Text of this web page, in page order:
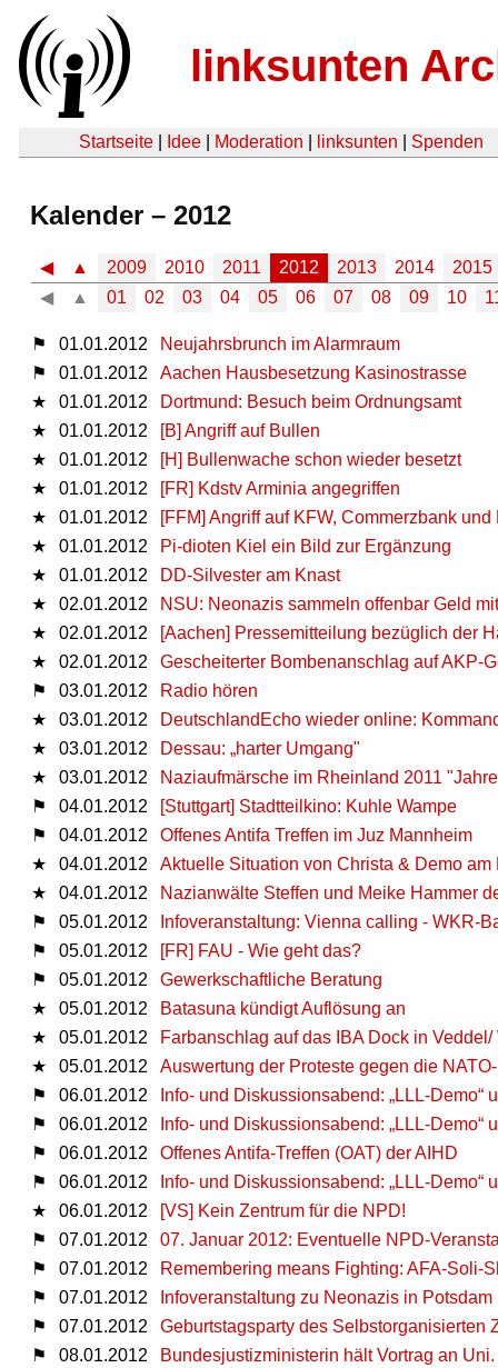
linksunten
Startseite Idee Moderation linksunten Spenden
Kalender – 2012
◀ ▲ 2009 2010 2011 2012 2013 2014
2015
◀
▲ 01 02 03 04 05 06 07 08 09 10
⚑ 01.01.2012
Neujahrsbrunch im Alarmraum
⚑
01.01.2012
Aachen Hausbesetzung Kasinostrasse
★
01.01.2012
Dortmund: Besuch beim Ordnungsamt
★
01.01.2012
[B] Angriff auf Bullen
★
01.01.2012
[H] Bullenwache schon wieder besetzt
★
01.01.2012
[FR] Kdstv Arminia angegriffen
★
01.01.2012
[FFM] Angriff auf KFW, Commerzbank und
★
01.01.2012
Pi-dioten Kiel ein Bild zur Ergänzung
★
01.01.2012
DD-Silvester am Knast
★
02.01.2012
NSU: Neonazis sammeln offenbar Geld
★
02.01.2012
[Aachen] Pressemitteilung bezüglich der
★
02.01.2012
Gescheiterter Bombenanschlag auf AKP-
⚑
03.01.2012
Radio hören
★
03.01.2012
DeutschlandEcho wieder online:
★
03.01.2012
Dessau: „harter Umgang"
★
03.01.2012
Naziaufmärsche im Rheinland 2011
⚑
04.01.2012
[Stuttgart] Stadtteilkino: Kuhle Wampe
⚑
04.01.2012
Offenes Antifa Treffen im Juz Mannheim
★
04.01.2012
Aktuelle Situation von Christa & Demo am
★
04.01.2012
Nazianwälte Steffen und Meike Hammer
⚑
05.01.2012
Infoveranstaltung: Vienna calling - WKR-
⚑
05.01.2012
[FR] FAU - Wie geht das?
⚑
05.01.2012
Gewerkschaftliche Beratung
★
05.01.2012
Batasuna kündigt Auflösung an
★
05.01.2012
Farbanschlag auf das IBA Dock in
★
05.01.2012
Auswertung der Proteste gegen die
⚑
06.01.2012
Info- und Diskussionsabend: „LLL-
⚑
06.01.2012
Info- und Diskussionsabend: „LLL-
⚑
06.01.2012
Offenes Antifa-Treffen (OAT) der AIHD
⚑
06.01.2012
Info- und Diskussionsabend: „LLL-
★
06.01.2012
[VS] Kein Zentrum für die NPD!
⚑
07.01.2012
07. Januar 2012: Eventuelle NPD-
⚑
07.01.2012
Remembering means Fighting: AFA-Soli-
⚑
07.01.2012
Infoveranstaltung zu Neonazis in
⚑
07.01.2012
Geburtstagsparty des Selbstorganisierten
⚑
08.01.2012
Bundesjustizministerin hält Vortrag an